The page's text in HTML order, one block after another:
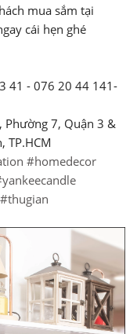
mua sắm tại
cái hẹn ghé
41 - 076 20 44 141-
Phường 7, Quận 3 &
TP.HCM
#homedecor
#thugian